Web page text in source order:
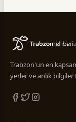
Trabzon'un en
yerler ve anlık